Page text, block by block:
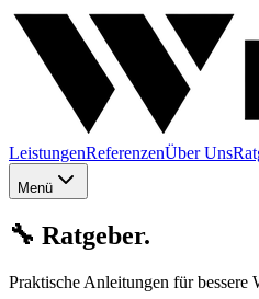
LeistungenReferenzenÜber Uns
Menü
🔧 Ratgeber.
Praktische Anleitungen für bessere